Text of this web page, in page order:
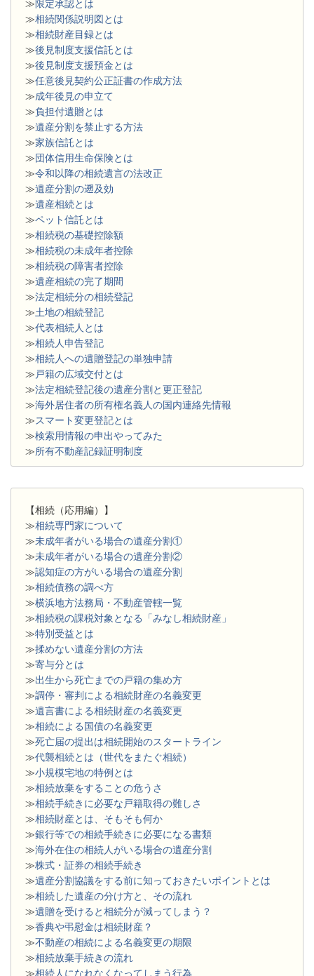
≫限定承認とは
≫相続関係説明図とは
≫相続財産目録とは
≫後見制度支援信託とは
≫後見制度支援預金とは
≫任意後見契約公正証書の作成方法
≫成年後見の申立て
≫負担付遺贈とは
≫遺産分割を禁止する方法
≫家族信託とは
≫団体信用生命保険とは
≫令和以降の相続遺言の法改正
≫遺産分割の遡及効
≫遺産相続とは
≫ペット信託とは
≫相続税の基礎控除額
≫相続税の未成年者控除
≫相続税の障害者控除
≫遺産相続の完了期間
≫法定相続分の相続登記
≫土地の相続登記
≫代表相続人とは
≫相続人申告登記
≫相続人への遺贈登記の単独申請
≫戸籍の広域交付とは
≫法定相続登記後の遺産分割と更正登記
≫海外居住者の所有権名義人の国内連絡先情報
≫スマート変更登記とは
≫検索用情報の申出やってみた
≫所有不動産記録証明制度
【相続（応用編）】
≫相続専門家について
≫未成年者がいる場合の遺産分割①
≫未成年者がいる場合の遺産分割②
≫認知症の方がいる場合の遺産分割
≫相続債務の調べ方
≫横浜地方法務局・不動産管轄一覧
≫相続税の課税対象となる「みなし相続財産」
≫特別受益とは
≫揉めない遺産分割の方法
≫寄与分とは
≫出生から死亡までの戸籍の集め方
≫調停・審判による相続財産の名義変更
≫遺言書による相続財産の名義変更
≫相続による国債の名義変更
≫死亡届の提出は相続開始のスタートライン
≫代襲相続とは（世代をまたぐ相続）
≫小規模宅地の特例とは
≫相続放棄をすることの危うさ
≫相続手続きに必要な戸籍取得の難しさ
≫相続財産とは、そもそも何か
≫銀行等での相続手続きに必要になる書類
​≫海外在住の相続人がいる場合の遺産分割
≫株式・証券の相続手続き
≫遺産分割協議をする前に知っておきたいポイントとは
≫相続した遺産の分け方と、その流れ
≫遺贈を受けると相続分が減ってしまう？
≫香典や弔慰金は相続財産？
≫不動産の相続による名義変更の期限
≫相続放棄手続きの流れ
≫相続人になれなくなってしまう行為